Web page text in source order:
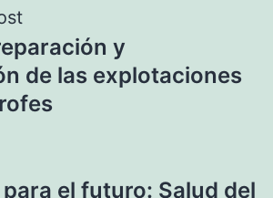
y
de las explotaciones
el futuro: Salud del